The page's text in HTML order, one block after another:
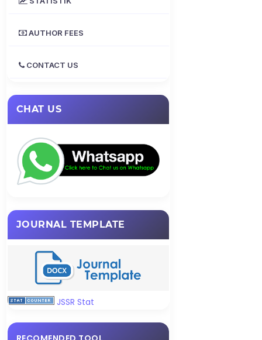
AUTHOR FEES
CONTACT US
CHAT US
JOURNAL TEMPLATE
JSSR Stat